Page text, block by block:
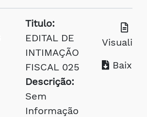
Titulo:
EDITAL DE
INTIMAÇÃO
FISCAL 025
Descrição:
Sem
Informação
Visualizar
Baixar